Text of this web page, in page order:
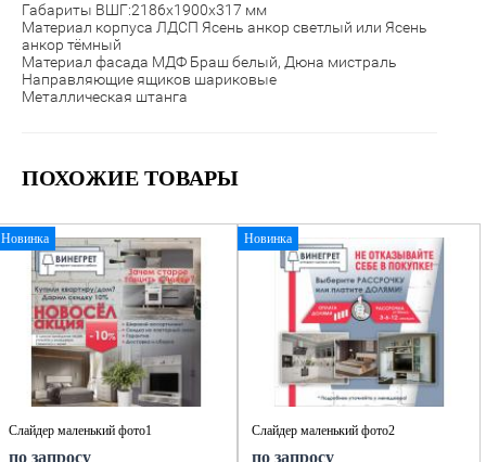
Габариты ВШГ:2186х1900х317 мм
Материал корпуса ЛДСП Ясень анкор светлый или Ясень
анкор тёмный
Материал фасада МДФ Браш белый, Дюна мистраль
Направляющие ящиков шариковые
Металлическая штанга
ПОХОЖИЕ ТОВАРЫ
Новинка
Слайдер маленький фото1
по запросу
Новинка
Слайдер маленький фото2
по запросу